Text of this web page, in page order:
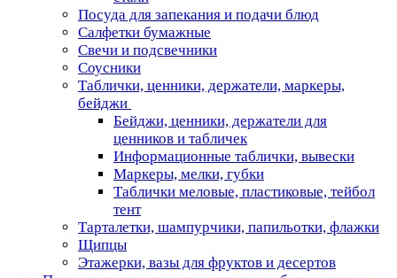
Посуда для запекания и подачи блюд
Салфетки бумажные
Свечи и подсвечники
Соусники
Таблички, ценники, держатели, маркеры,
бейджи
Бейджи, ценники, держатели для
ценников и табличек
Информационные таблички, вывески
Маркеры, мелки, губки
Таблички меловые, пластиковые, тейбол
тент
Тарталетки, шампурчики, папильотки, флажки
Щипцы
Этажерки, вазы для фруктов и десертов